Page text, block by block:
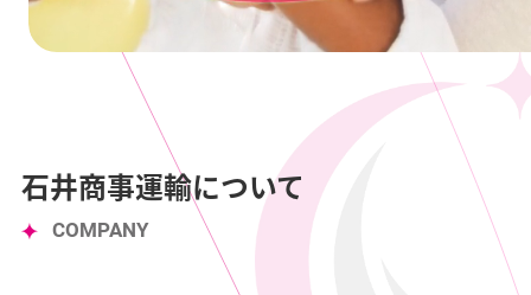
石井商事運輸について
COMPANY